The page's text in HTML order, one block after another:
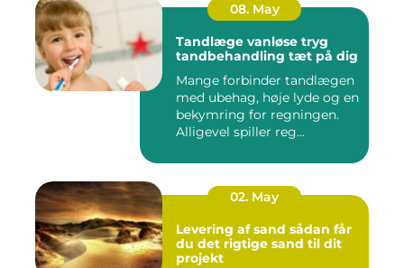
08. May
Tandlæge vanløse tryg
tandbehandling tæt på dig
Mange forbinder tandlægen
med ubehag, høje lyde og en
bekymring for regningen.
Alligevel spiller reg...
02. May
Levering af sand sådan får
du det rigtige sand til dit
projekt